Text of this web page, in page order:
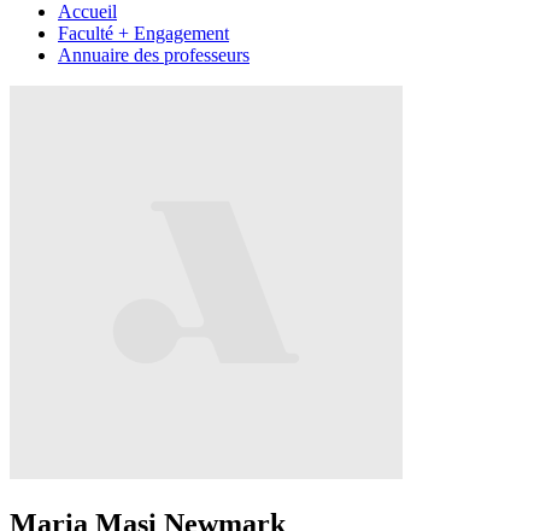
Accueil
Faculté + Engagement
Annuaire des professeurs
Maria Masi Newmark